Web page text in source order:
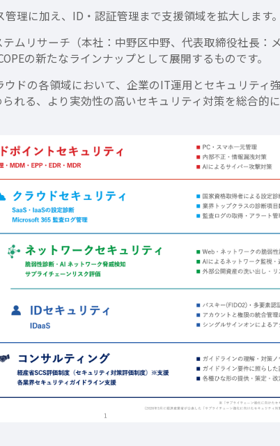
理に加え、ID・認証管理まで支援領域を拡大します。
ムリサーチ（本社：中野区中野、代表取締役社長：
の新たなラインナップとして展開するものです。
ドの各領域において、企業のIT運用とセキュリティ
れる、より実効性の高いセキュリティ対策を総合的に